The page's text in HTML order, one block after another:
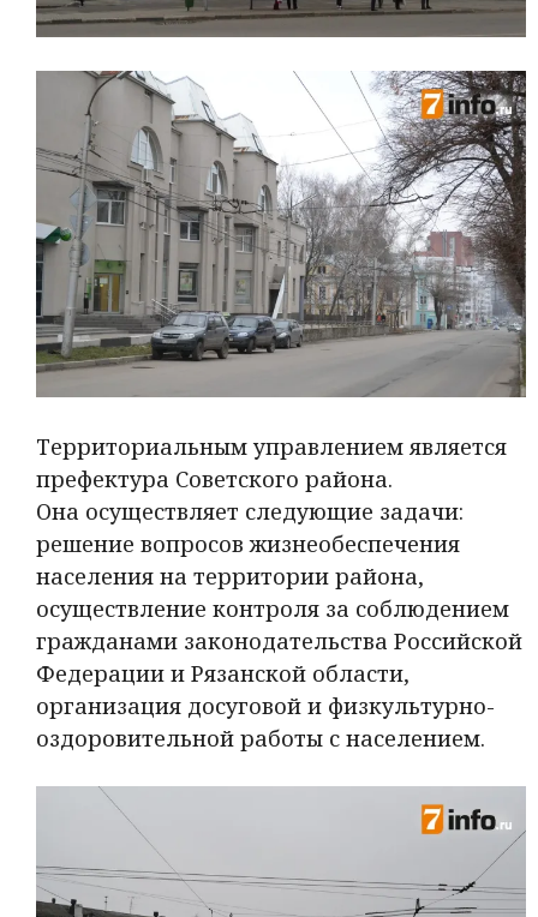
Территориальным управлением является
префектура Советского района.
Она осуществляет следующие задачи:
решение вопросов жизнеобеспечения
населения на территории района,
осуществление контроля за соблюдением
гражданами законодательства Российской
Федерации и Рязанской области,
организация досуговой и физкультурно-
оздоровительной работы с населением.